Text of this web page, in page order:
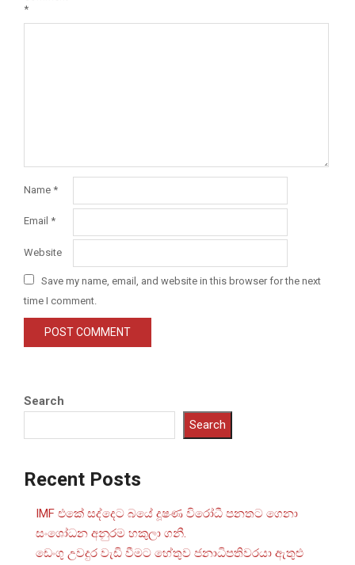
*
Name *
Email *
Website
Save my name, email, and website in this browser for the next
time I comment.
Search
Search
Recent Posts
IMF එකේ සද්දෙට බයේ දූෂණ විරෝධී පනතට ගෙනා
සංශෝධන අනුරම හකුලා ගනී.
ඩෙංගු උවදුර වැඩි වීමට හේතුව ජනාධිපතිවරයා ඇතුළු